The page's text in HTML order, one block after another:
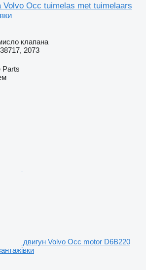
Volvo Occ tuimelas met tuimelaars
клапана
2073
Parts
двигун Volvo Occ motor D6B220